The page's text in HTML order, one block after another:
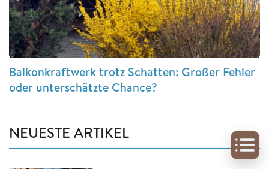
Balkonkraftwerk trotz Schatten: Großer Fehler
oder unterschätzte Chance?
NEUESTE ARTIKEL